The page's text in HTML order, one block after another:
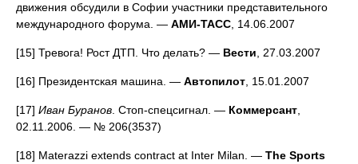
движения обсудили в Софии участники представительного
международного форума. — АМИ-ТАСС , 14.06.2007
[15] Тревога! Рост ДТП. Что делать? — Вести , 27.03.2007
[16] Президентская машина. — Автопилот , 15.01.2007
[17] Иван Буранов . Стоп-спецсигнал. — Коммерсант
02.11.2006. — № 206(3537)
[18] Materazzi extends contract at Inter Milan. — The Sports